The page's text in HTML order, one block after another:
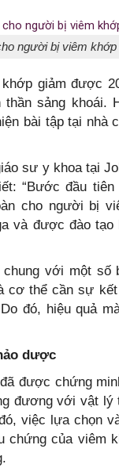
người bị viêm khớp
giảm được
sảng khoái.
bài tập tại nhà
sư y khoa tại
“Bước đầu
cho người bị
và được đào
với một
cơ thể cần sự
đó, hiệu quả
dược
được chứng
đương với vật
việc lựa chọn
của viêm